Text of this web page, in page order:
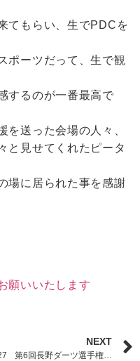
てもらい、生でPDCを
ポーツだって、生で観
するのが一番最高で
を送った会場の人々、
と見せてくれたピータ
場に居られた事を感謝
願いいたします
NEXT
No.27 第6回長野ダーツ選手権を開催しました